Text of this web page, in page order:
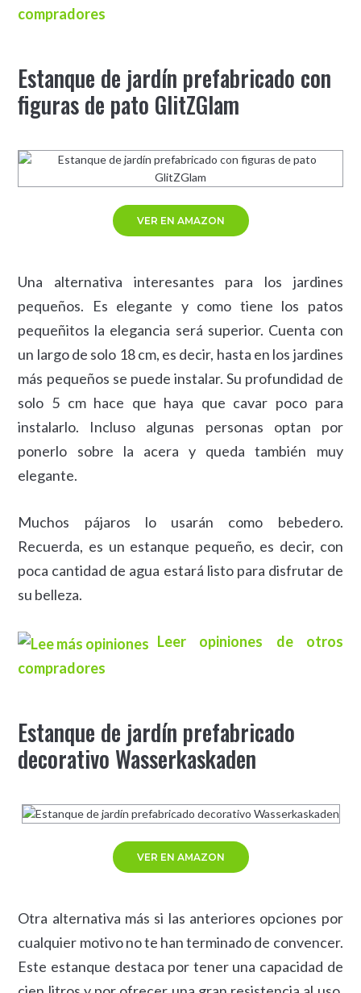
compradores
Estanque de jardín prefabricado con
figuras de pato GlitZGlam
VER EN AMAZON
Una alternativa interesantes para los jardines
pequeños. Es elegante y como tiene los patos
pequeñitos la elegancia será superior. Cuenta con
un largo de solo 18 cm, es decir, hasta en los jardines
más pequeños se puede instalar. Su profundidad de
solo 5 cm hace que haya que cavar poco para
instalarlo. Incluso algunas personas optan por
ponerlo sobre la acera y queda también muy
elegante.
Muchos pájaros lo usarán como bebedero.
Recuerda, es un estanque pequeño, es decir, con
poca cantidad de agua estará listo para disfrutar de
su belleza.
Leer opiniones de otros
compradores
Estanque de jardín prefabricado
decorativo Wasserkaskaden
VER EN AMAZON
Otra alternativa más si las anteriores opciones por
cualquier motivo no te han terminado de convencer.
Este estanque destaca por tener una capacidad de